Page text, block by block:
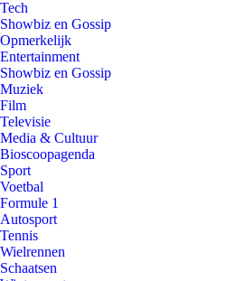
Tech
Showbiz en Gossip
Opmerkelijk
Entertainment
Showbiz en Gossip
Muziek
Film
Televisie
Media & Cultuur
Bioscoopagenda
Sport
Voetbal
Formule 1
Autosport
Tennis
Wielrennen
Schaatsen